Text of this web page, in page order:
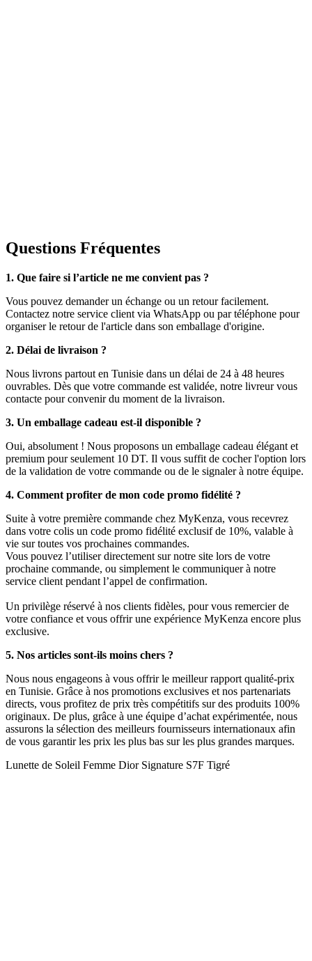
Questions Fréquentes
1. Que faire si l’article ne me convient pas ?
Vous pouvez demander un échange ou un retour facilement.
Contactez notre service client via WhatsApp ou par téléphone pour
organiser le retour de l'article dans son emballage d'origine.
2. Délai de livraison ?
Nous livrons partout en Tunisie dans un délai de 24 à 48 heures
ouvrables. Dès que votre commande est validée, notre livreur vous
contacte pour convenir du moment de la livraison.
3. Un emballage cadeau est-il disponible ?
Oui, absolument ! Nous proposons un emballage cadeau élégant et
premium pour seulement 10 DT. Il vous suffit de cocher l'option lors
de la validation de votre commande ou de le signaler à notre équipe.
4. Comment profiter de mon code promo fidélité ?
Suite à votre première commande chez MyKenza, vous recevrez
dans votre colis un code promo fidélité exclusif de 10%, valable à
vie sur toutes vos prochaines commandes.
Vous pouvez l’utiliser directement sur notre site lors de votre
prochaine commande, ou simplement le communiquer à notre
service client pendant l’appel de confirmation.
Un privilège réservé à nos clients fidèles, pour vous remercier de
votre confiance et vous offrir une expérience MyKenza encore plus
exclusive.
5. Nos articles sont-ils moins chers ?
Nous nous engageons à vous offrir le meilleur rapport qualité-prix
en Tunisie. Grâce à nos promotions exclusives et nos partenariats
directs, vous profitez de prix très compétitifs sur des produits 100%
originaux. De plus, grâce à une équipe d’achat expérimentée, nous
assurons la sélection des meilleurs fournisseurs internationaux afin
de vous garantir les prix les plus bas sur les plus grandes marques.
Lunette de Soleil Femme Dior Signature S7F Tigré